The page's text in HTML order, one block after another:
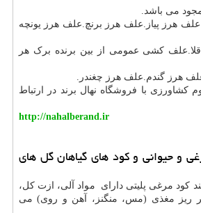
می باشد.
هرز پیاز.علف هرز برنچ.علف هرز یونچه
کشی عمومی از بین برنده برک هر
هرز گندم.علف هرز چغندر.
کشاورزی با فروشگاه نهال برند در ارتباط
http://nahalberand.ir
و حیوانی و کود های گیاهان گل های
کود مرغی پلیتی دارای مواد آلی، ازت کل،
ریز مغذی (مس، منگنز، آهن و روی) می